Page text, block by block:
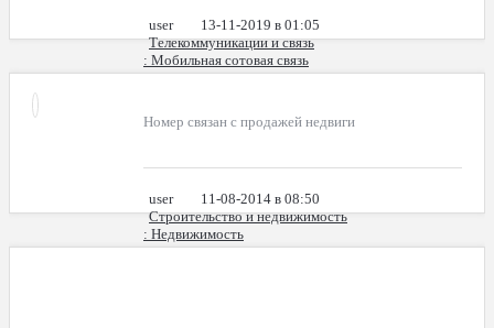
user
13-11-2019 в 01:05
Телекоммуникации и связь
: Мобильная сотовая связь
Номер связан с продажей недвиги
user
11-08-2014 в 08:50
Строительство и недвижимость
: Недвижимость